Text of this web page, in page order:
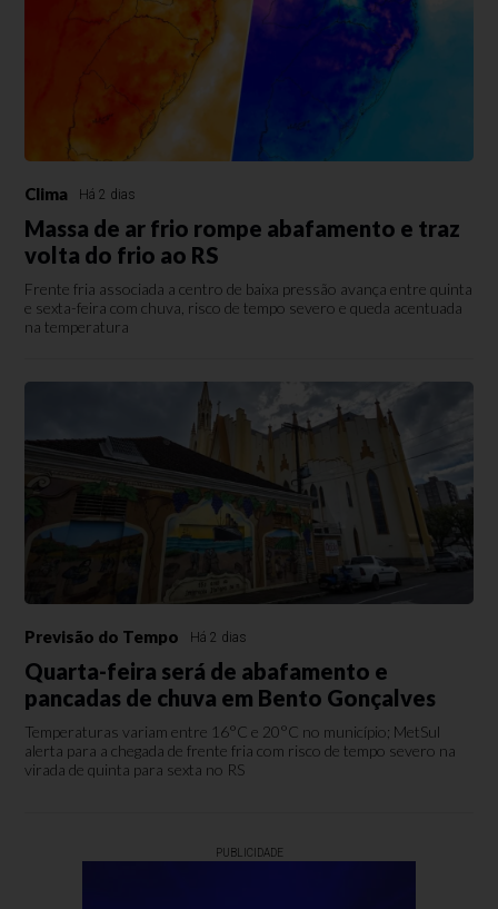
Clima Há 2 dias
Massa de ar frio rompe abafamento e traz
volta do frio ao RS
Frente fria associada a centro de baixa pressão avança entre quinta
e sexta-feira com chuva, risco de tempo severo e queda acentuada
na temperatura
Previsão do Tempo Há 2 dias
Quarta-feira será de abafamento e
pancadas de chuva em Bento Gonçalves
Temperaturas variam entre 16°C e 20°C no município; MetSul
alerta para a chegada de frente fria com risco de tempo severo na
virada de quinta para sexta no RS
PUBLICIDADE